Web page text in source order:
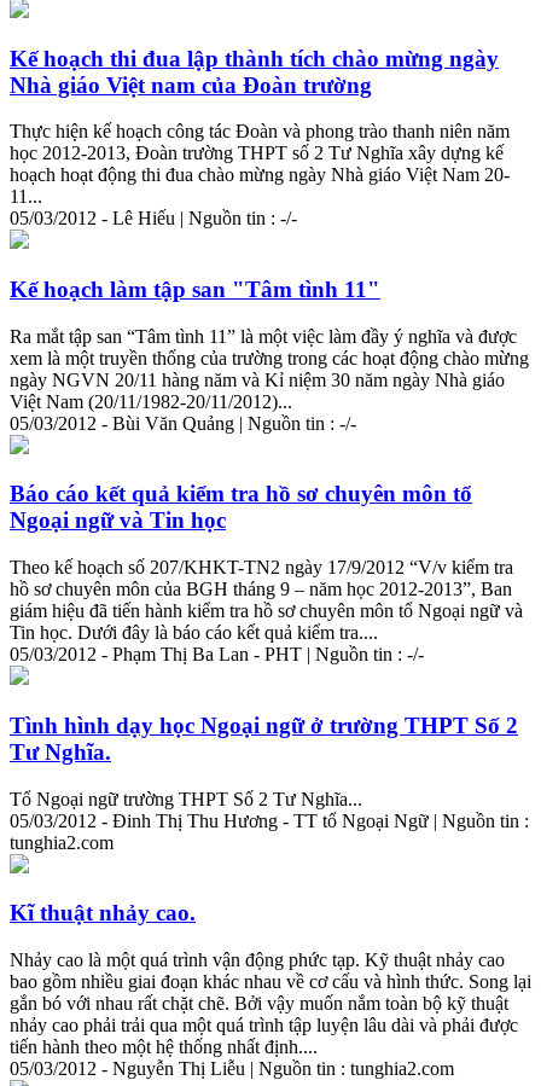
Kế hoạch thi đua lập thành tích chào mừng ngày
Nhà giáo Việt nam của Đoàn trường
Thực hiện kế hoạch công tác Đoàn và phong trào thanh niên năm
học 2012-2013, Đoàn trường THPT số 2 Tư Nghĩa xây dựng kế
hoạch hoạt động thi đua chào mừng ngày Nhà giáo Việt Nam 20-
11...
05/03/2012 - Lê Hiếu | Nguồn tin : -/-
Kế hoạch làm tập san "Tâm tình 11"
Ra mắt tập san “Tâm tình 11” là một việc làm đầy ý nghĩa và được
xem là một truyền thống của trường trong các hoạt động chào mừng
ngày NGVN 20/11 hàng năm và Kỉ niệm 30 năm ngày Nhà giáo
Việt Nam (20/11/1982-20/11/2012)...
05/03/2012 - Bùi Văn Quảng | Nguồn tin : -/-
Báo cáo kết quả kiểm tra hồ sơ chuyên môn tổ
Ngoại ngữ và Tin học
Theo kế hoạch số 207/KHKT-TN2 ngày 17/9/2012 “V/v kiểm tra
hồ sơ chuyên môn của BGH tháng 9 – năm học 2012-2013”, Ban
giám hiệu đã tiến hành kiểm tra hồ sơ chuyên môn tổ Ngoại ngữ và
Tin học. Dưới đây là báo cáo kết quả kiểm tra....
05/03/2012 - Phạm Thị Ba Lan - PHT | Nguồn tin : -/-
Tình hình dạy học Ngoại ngữ ở trường THPT Số 2
Tư Nghĩa.
Tổ Ngoại ngữ trường THPT Số 2 Tư Nghĩa...
05/03/2012 - Đinh Thị Thu Hương - TT tổ Ngoại Ngữ | Nguồn tin :
tunghia2.com
Kĩ thuật nhảy cao.
Nhảy cao là một quá trình vận động phức tạp. Kỹ thuật nhảy cao
bao gồm nhiều giai đoạn khác nhau về cơ cấu và hình thức. Song lại
gắn bó với nhau rất chặt chẽ. Bởi vậy muốn nắm toàn bộ kỹ thuật
nhảy cao phải trải qua một quá trình tập luyện lâu dài và phải được
tiến hành theo một hệ thống nhất định....
05/03/2012 - Nguyễn Thị Liễu | Nguồn tin : tunghia2.com